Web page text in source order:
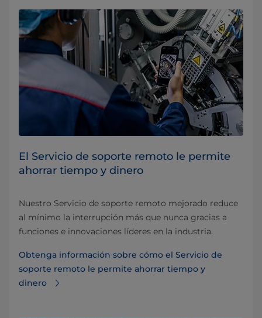
El Servicio de soporte remoto le permite
ahorrar tiempo y dinero
Nuestro Servicio de soporte remoto mejorado reduce
al mínimo la interrupción más que nunca gracias a
funciones e innovaciones líderes en la industria.
Obtenga información sobre cómo el Servicio de
soporte remoto le permite ahorrar tiempo y
dinero